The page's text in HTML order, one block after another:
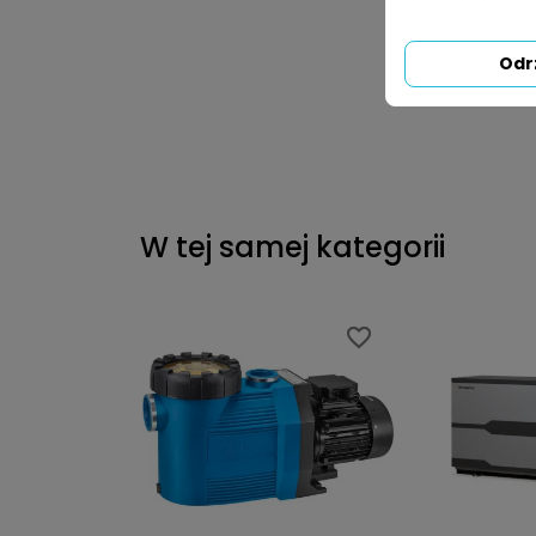
W tej samej kategorii
favorite_border
favorite_border